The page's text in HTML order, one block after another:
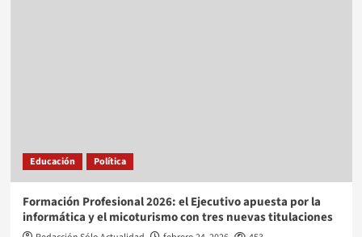
Educación Política
Formación Profesional 2026: el Ejecutivo apuesta por la
informática y el micoturismo con tres nuevas titulaciones